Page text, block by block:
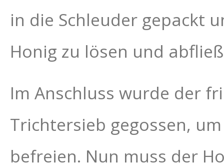
in die Schleuder gepackt
Honig zu lösen und
Im Anschluss wurde der
Trichtersieb gegossen,
befreien. Nun muss der